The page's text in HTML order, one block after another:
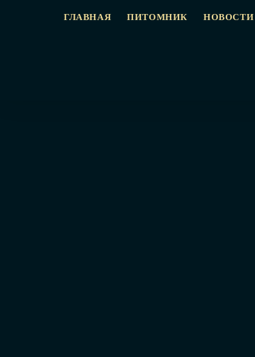
ГЛАВНАЯ ПИТОМНИК НОВОСТИ